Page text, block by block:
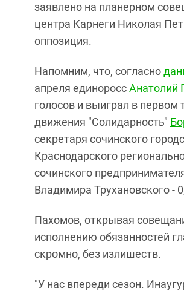
заявлено на планерном
центра Карнеги Николая
оппозиция.
Напомним, что, согласно
апреля единороссАнатолий
голосов и выиграл в
движения "Солидарность"
секретаря сочинского
Краснодарского
сочинского
Владимира Трухановского -
Пахомов, открывая
исполнению обязанностей
скромно, без излишеств.
"У нас впереди сезон.